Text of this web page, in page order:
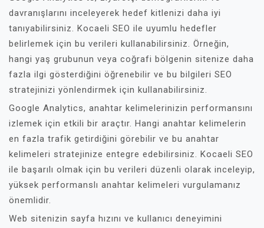
davranışlarını inceleyerek hedef kitlenizi daha iyi
tanıyabilirsiniz. Kocaeli SEO ile uyumlu hedefler
belirlemek için bu verileri kullanabilirsiniz. Örneğin,
hangi yaş grubunun veya coğrafi bölgenin sitenize daha
fazla ilgi gösterdiğini öğrenebilir ve bu bilgileri SEO
stratejinizi yönlendirmek için kullanabilirsiniz.
Google Analytics, anahtar kelimelerinizin performansını
izlemek için etkili bir araçtır. Hangi anahtar kelimelerin
en fazla trafik getirdiğini görebilir ve bu anahtar
kelimeleri stratejinize entegre edebilirsiniz. Kocaeli SEO
ile başarılı olmak için bu verileri düzenli olarak inceleyip,
yüksek performanslı anahtar kelimeleri vurgulamanız
önemlidir.
Web sitenizin sayfa hızını ve kullanıcı deneyimini